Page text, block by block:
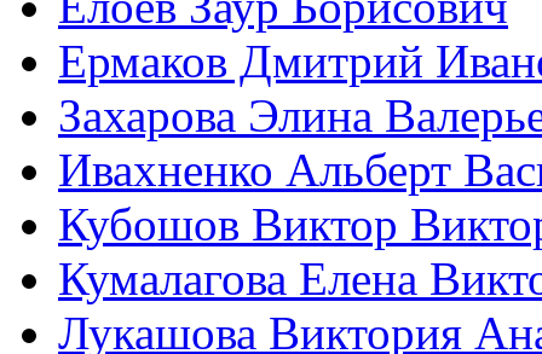
Ермаков Дмитрий
Захарова Элина
Ивахненко Альберт
Кубошов Виктор
Кумалагова Елена
Лукашова Виктория